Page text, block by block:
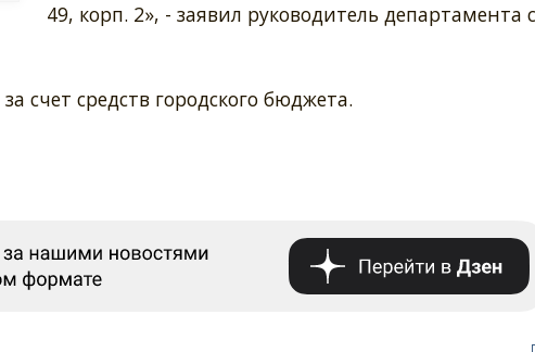
49, корп. 2», - заявил руководитель департамента
счет средств городского бюджета.